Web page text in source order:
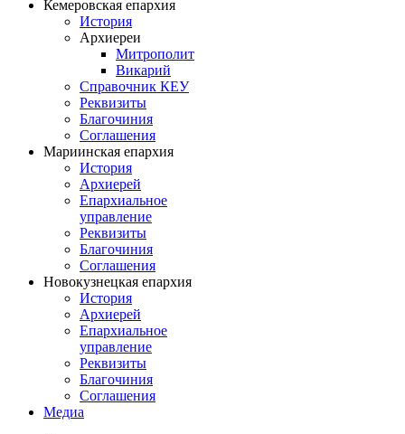
Кемеровская епархия
История
Архиереи
Митрополит
Викарий
Справочник КЕУ
Реквизиты
Благочиния
Соглашения
Мариинская епархия
История
Архиерей
Епархиальное
управление
Реквизиты
Благочиния
Соглашения
Новокузнецкая епархия
История
Архиерей
Епархиальное
управление
Реквизиты
Благочиния
Соглашения
Медиа